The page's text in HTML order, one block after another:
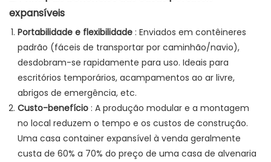
expansíveis
Portabilidade e flexibilidade : Enviados em contêineres
padrão (fáceis de transportar por caminhão/navio),
desdobram-se rapidamente para uso. Ideais para
escritórios temporários, acampamentos ao ar livre,
abrigos de emergência, etc.
Custo-benefício : A produção modular e a montagem
no local reduzem o tempo e os custos de construção.
Uma casa container expansível à venda geralmente
custa de 60% a 70% do preço de uma casa de alvenaria